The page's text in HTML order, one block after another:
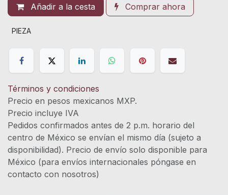
Añadir a la cesta Comprar ahora
PIEZA
Términos y condiciones
Precio en pesos mexicanos MXP.
Precio incluye IVA
Pedidos confirmados antes de 2 p.m. horario del
centro de México se envían el mismo día (sujeto a
disponibilidad). Precio de envío solo disponible para
México (para envíos internacionales póngase en
contacto con nosotros)